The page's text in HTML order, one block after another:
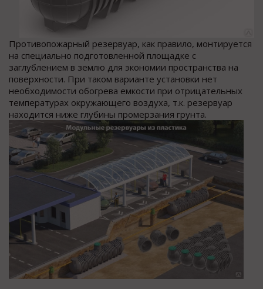
Противопожарный резервуар, как правило, монтируется
на специально подготовленной площадке с
заглублением в землю для экономии пространства на
поверхности. При таком варианте установки нет
необходимости обогрева емкости при отрицательных
температурах окружающего воздуха, т.к. резервуар
находится ниже глубины промерзания грунта.